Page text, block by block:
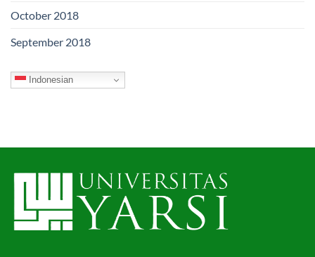
October 2018
September 2018
Indonesian